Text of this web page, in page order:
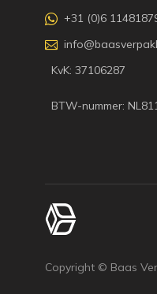
+31 (0)6
KvK: 37106287
BTW-nummer:
Copyright © Baas